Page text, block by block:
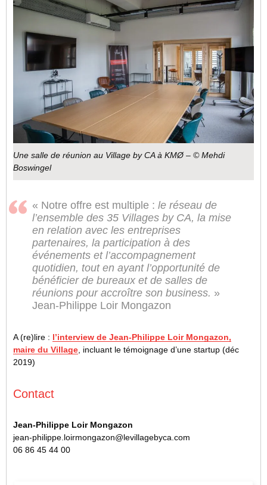
Une salle de réunion au Village by CA à KMØ – © Mehdi
Boswingel
« Notre offre est multiple : le réseau de
l’ensemble des 35 Villages by CA, la mise
en relation avec les entreprises
partenaires, la participation à des
événements et l’accompagnement
quotidien, tout en ayant l’opportunité de
bénéficier de bureaux et de salles de
réunions pour accroître son business. »
Jean-Philippe Loir Mongazon
A (re)lire : l’interview de Jean-Philippe Loir Mongazon,
maire du Village , incluant le témoignage d’une startup (déc
2019)
Contact
Jean-Philippe Loir Mongazon
jean-philippe.loirmongazon@levillagebyca.com
06 86 45 44 00